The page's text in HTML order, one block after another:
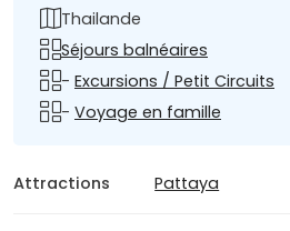
Thailande
Séjours balnéaires
- Excursions / Petit Circuits
- Voyage en famille
Attractions Pattaya